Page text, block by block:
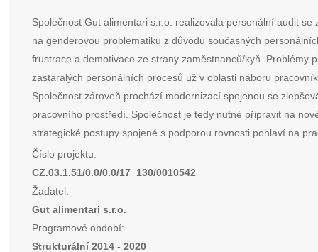
Společnost Gut alimentari s.r.o. realizovala personální audit se
na genderovou problematiku z důvodu současných
frustrace a demotivace ze strany zaměstnanců/kyň. Problémy
zastaralých personálních procesů už v oblasti náboru
Společnost zároveň prochází modernizací spojenou se
pracovního prostředí. Společnost je tedy nutné připravit na
strategické postupy spojené s podporou rovnosti pohlaví na
Číslo projektu:
CZ.03.1.51/0.0/0.0/17_130/0010542
Žadatel:
Gut alimentari s.r.o.
Programové období:
Strukturální 2014 - 2020